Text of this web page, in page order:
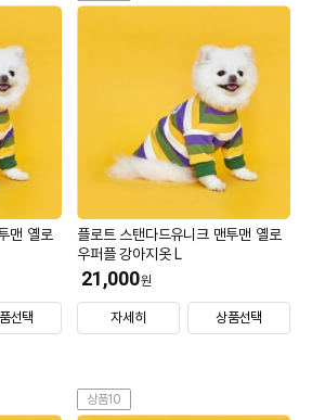
맨 옐로
선택
플로트 스탠다드유니크 맨투맨 옐로
우퍼플 강아지옷 L
21,000원
자세히 상품선택
상품10